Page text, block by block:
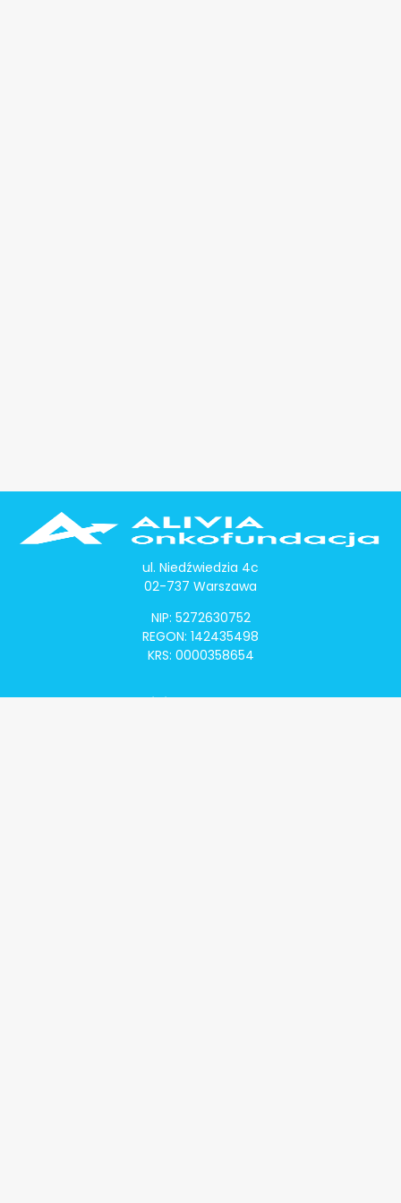
ul. Niedźwiedzia 4c
02-737 Warszawa
NIP: 5272630752
REGON: 142435498
KRS: 0000358654
Alivia Onkomapa